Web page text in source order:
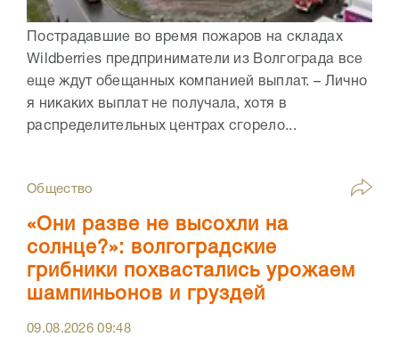
Пострадавшие во время пожаров на складах
Wildberries предприниматели из Волгограда все
еще ждут обещанных компанией выплат. – Лично
я никаких выплат не получала, хотя в
распределительных центрах сгорело...
Общество
«Они разве не высохли на
солнце?»: волгоградские
грибники похвастались урожаем
шампиньонов и груздей
09.08.202609:48